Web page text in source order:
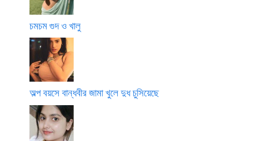
চমচম গুদ ও খালু
অল্প বয়সে বান্ধবীর জামা খুলে দুধ চুসিয়েছে